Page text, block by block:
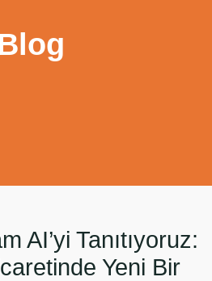
AI’yi Tanıtıyoruz:
Yeni Bir